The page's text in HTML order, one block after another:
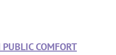
COMFORT